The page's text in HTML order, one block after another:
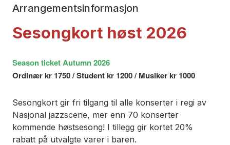
Arrangementsinformasjon
Sesongkort høst 2026
Season ticket Autumn 2026
Ordinær kr 1750 / Student kr 1200 / Musiker kr 1000
Sesongkort gir fri tilgang til alle konserter i regi av
Nasjonal jazzscene, mer enn 70 konserter
kommende høstsesong! I tillegg gir kortet 20%
rabatt på utvalgte varer i baren.